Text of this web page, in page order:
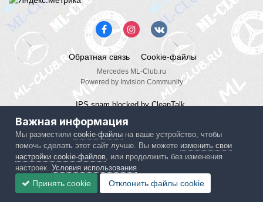
Обратная связь Cookie-файлы
Mercedes ML-Club.ru
Powered by Invision Community
Важная информация
Мы разместилиcookie-файлы на ваше устройство, чтобы
помочь сделать этот сайт лучше. Вы можете изменить свои
настройки cookie-файлов , или продолжить без изменения
настроек.Условия использования
Принять cookie Отклонить файлы сookie
IPS spamblocked by CleanTalk.